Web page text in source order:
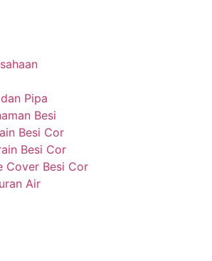
Pipa
Besi
Besi Cor
Besi Cor
Cover Besi Cor
Air